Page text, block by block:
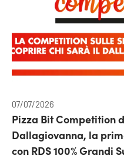
07/07/2026
Pizza Bit Competition
Dallagiovanna, la
con RDS 100% Grandi